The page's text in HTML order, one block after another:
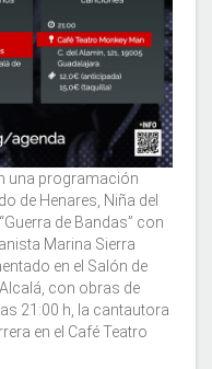
una programación
de Henares, Niña del
de Bandas” con
Marina Sierra
en el Salón de
con obras de
21:00 h, la cantautora
en el Café Teatro